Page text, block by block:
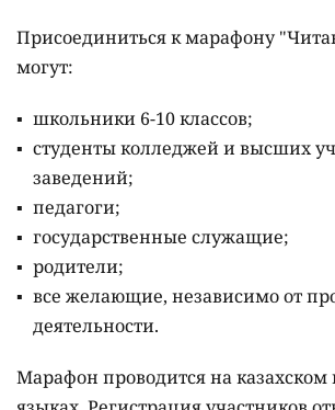
Присоединиться к марафону
могут:
школьники 6-10 классов;
студенты колледжей и высших
заведений;
педагоги;
государственные служащие;
родители;
все желающие, независимо от
деятельности.
Марафон проводится на казахском